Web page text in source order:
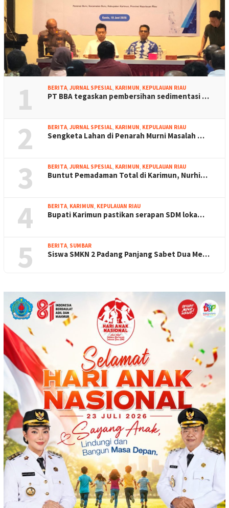
1 BERITA, JURNAL SPESIAL, KARIMUN, KEPULAUAN RIAU
PT BBA tegaskan pembersihan sedimentasi …
2 BERITA, JURNAL SPESIAL, KARIMUN, KEPULAUAN RIAU
Sengketa Lahan di Penarah Murni Masalah …
3 BERITA, JURNAL SPESIAL, KARIMUN, KEPULAUAN RIAU
Buntut Pemadaman Total di Karimun, Nurhi…
4 BERITA, KARIMUN, KEPULAUAN RIAU
Bupati Karimun pastikan serapan SDM loka…
5 BERITA, SUMBAR
Siswa SMKN 2 Padang Panjang Sabet Dua Me…